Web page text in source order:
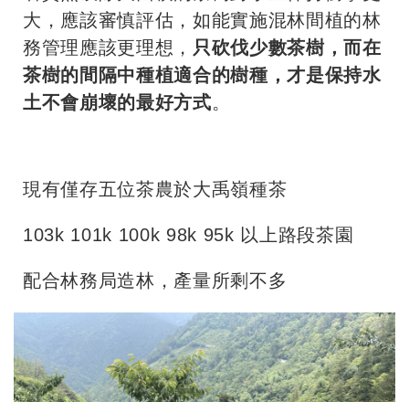
大，應該審慎評估，如能實施混林間植的林
務管理應該更理想， 只砍伐少數茶樹，而在
茶樹的間隔中種植適合的樹種，才是保持水
土不會崩壞的最好方式。
現有僅存五位茶農於大禹嶺種茶
103k 101k 100k 98k 95k 以上路段茶園
配合林務局造林，產量所剩不多